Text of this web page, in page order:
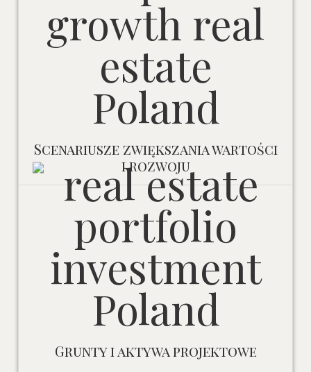
Scenariusze zwiększania wartości
i rozwoju
Wyższy potencjał przy zwiększonym ryzyku
Grunty i aktywa projektowe